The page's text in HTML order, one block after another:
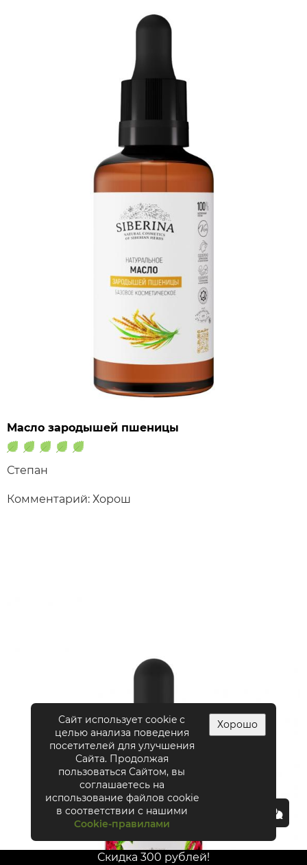
Масло зародышей пшеницы
Степан
Комментарий: Хорош
Сайт использует cookie с
целью анализа поведения
посетителей для улучшения
Сайта. Продолжая
пользоваться Сайтом, вы
соглашаетесь на
использование файлов cookie
в соответствии с нашими
Cookie-правилами
Хорошо
Скидка 300 рублей!